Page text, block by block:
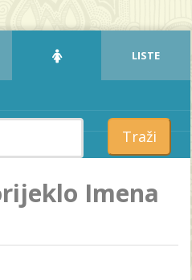
LISTE
Traži
Imena